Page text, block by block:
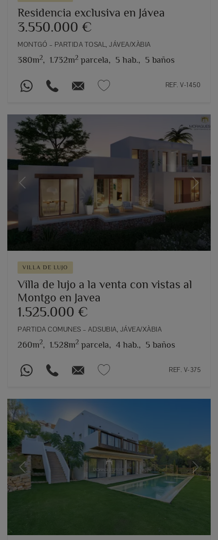
Residencia exclusiva en Jávea
3.550.000 €
MONTGÓ – PARTIDA TOSAL, JÁVEA/XÀBIA
380m2, 1.732m2 parcela, 5 hab., 5 baños
REF. V-1450
Previous Next
VILLA DE LUJO
Villa de lujo a la venta con vistas al
Montgo en Javea
1.525.000 €
PARTIDA COMUNES – ADSUBIA, JÁVEA/XÀBIA
260m2, 1.528m2 parcela, 4 hab., 5 baños
REF. V-375
Previous Next